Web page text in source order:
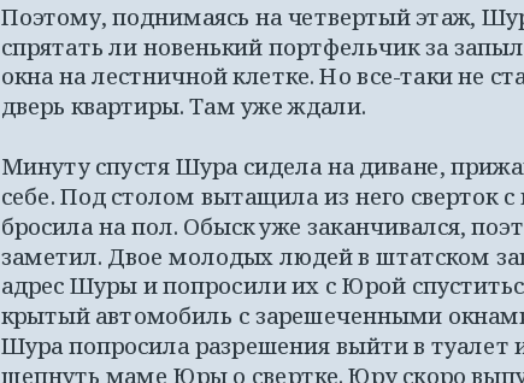
Поэтому, поднимаясь на четвертый этаж,
спрятать ли новенький портфельчик за
окна на лестничной клетке. Но все-таки не
дверь квартиры. Там уже ждали.
Минуту спустя Шура сидела на диване,
себе. Под столом вытащила из него сверток
бросила на пол. Обыск уже заканчивался,
заметил. Двое молодых людей в штатском
адрес Шуры и попросили их с Юрой
крытый автомобиль с зарешеченными
Шура попросила разрешения выйти в туалет
шепнуть маме Юры о свертке. Юру скоро